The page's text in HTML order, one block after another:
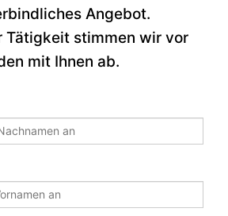
Angebot.
Tätigkeit stimmen wir vor
mit Ihnen ab.